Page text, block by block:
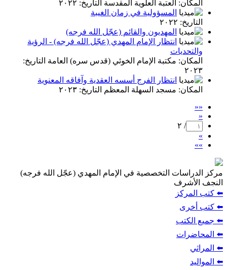
المكان: العتبة العلوية المقدسة التاريخ: ٢٠٢٢
المسؤولية في زمان الغيبة
التاريخ: ٢٠٢٢
المهديون والقائم (عجّل الله فرجه)
انتظار الإمام المهدي (عجّل الله فرجه) - الرؤية
والتحديات
المكان: مكتبة الإمام الخوئي (قدس سره) العامة التاريخ:
٢٠٢٣
انتظار الفرج أسسه العقدية وآفاقه المعنوية
المكان: مسجد السهلة المعظم التاريخ: ٢٠٢٣
««
«
/ ٢
»
»»
مركز الدراسات التخصصية في الإمام المهدي (عجّل الله فرجه)
النجف الأشرف
⬅️ كتب المركز
⬅️ كتب أخرى
⬅️ جميع الكتب
⬅️ المحاضرات
⬅️ المراثي
⬅️ المواليد